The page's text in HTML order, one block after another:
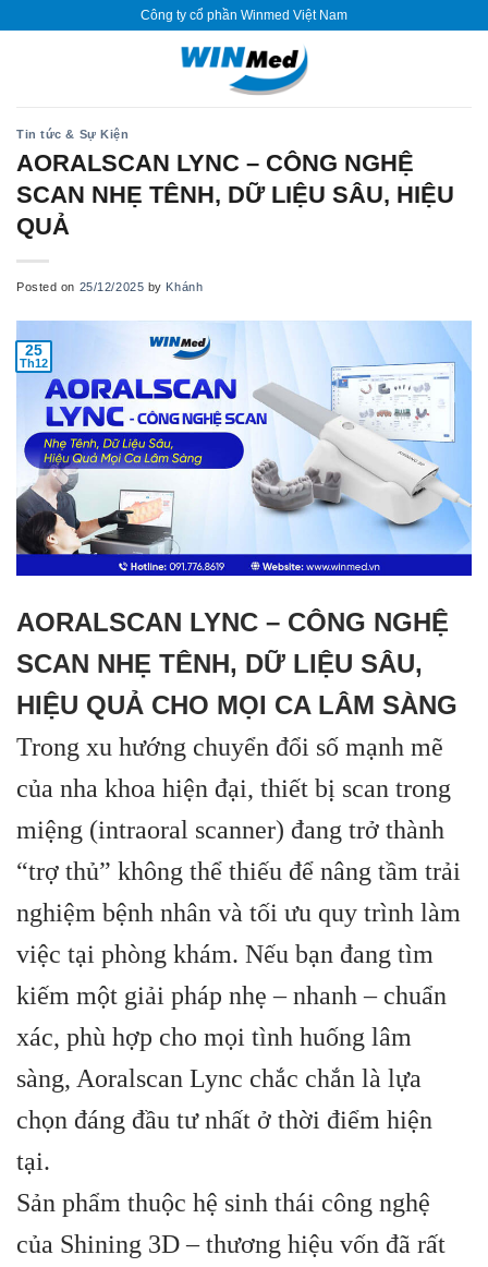
Công ty cổ phần Winmed Việt Nam
Tin tức & Sự Kiện
AORALSCAN LYNC – CÔNG NGHỆ
SCAN NHẸ TÊNH, DỮ LIỆU SÂU, HIỆU
QUẢ
Posted on 25/12/2025 by Khánh
25
Th12
AORALSCAN LYNC – CÔNG NGHỆ
SCAN NHẸ TÊNH, DỮ LIỆU SÂU,
HIỆU QUẢ CHO MỌI CA LÂM SÀNG
Trong xu hướng chuyển đổi số mạnh mẽ
của nha khoa hiện đại, thiết bị scan trong
miệng (intraoral scanner) đang trở thành
“trợ thủ” không thể thiếu để nâng tầm trải
nghiệm bệnh nhân và tối ưu quy trình làm
việc tại phòng khám. Nếu bạn đang tìm
kiếm một giải pháp nhẹ – nhanh – chuẩn
xác, phù hợp cho mọi tình huống lâm
sàng, Aoralscan Lync chắc chắn là lựa
chọn đáng đầu tư nhất ở thời điểm hiện
tại.
Sản phẩm thuộc hệ sinh thái công nghệ
của Shining 3D – thương hiệu vốn đã rất